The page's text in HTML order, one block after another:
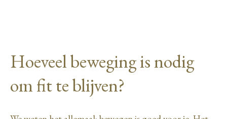
Hoeveel beweging is nodig
om fit te blijven?